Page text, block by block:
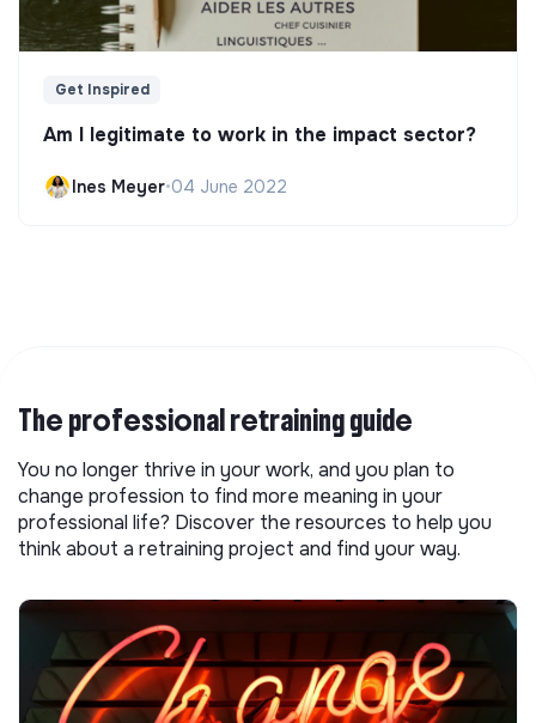
Get Inspired
Am I legitimate to work in the impact sector?
Ines Meyer•04 June 2022
The professional retraining guide
You no longer thrive in your work, and you plan to
change profession to find more meaning in your
professional life? Discover the resources to help you
think about a retraining project and find your way.